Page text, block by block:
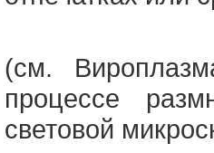
(см.
процессе
световой